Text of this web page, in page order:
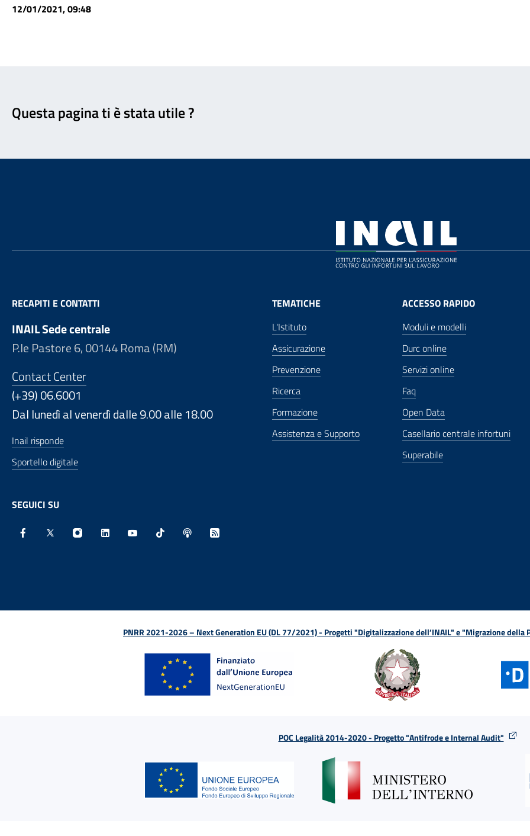
12/01/2021, 09:48
Questa pagina ti è stata utile ?
RECAPITI E CONTATTI
INAIL Sede centrale
P.le Pastore 6, 00144 Roma (RM)
Contact Center
(+39) 06.6001
Dal lunedì al venerdì dalle 9.00 alle 18.00
Inail risponde
Sportello digitale
SEGUICI SU
TEMATICHE
L'Istituto
Assicurazione
Prevenzione
Ricerca
Formazione
Assistenza e Supporto
ACCESSO RAPIDO
Moduli e modelli
Durc online
Servizi online
Faq
Open Data
Casellario centrale infortuni
Superabile
PNRR 2021-2026 – Next Generation EU (DL 77/2021) - Progetti "Digitalizzazione dell’INAIL" e "Migrazione della
POC Legalità 2014-2020 - Progetto "Antifrode e Internal Audit"